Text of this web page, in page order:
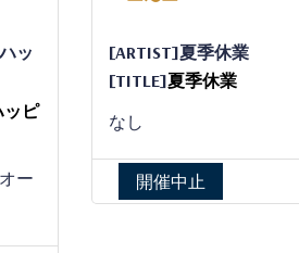
ッ
ッピ
ー
[ARTIST]夏季休業
[TITLE]夏季休業
なし
開催中止